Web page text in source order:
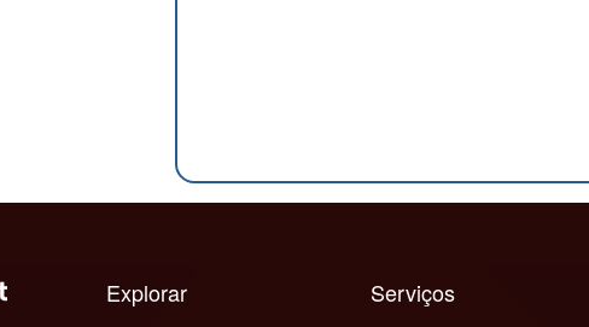
Explorar Serviços